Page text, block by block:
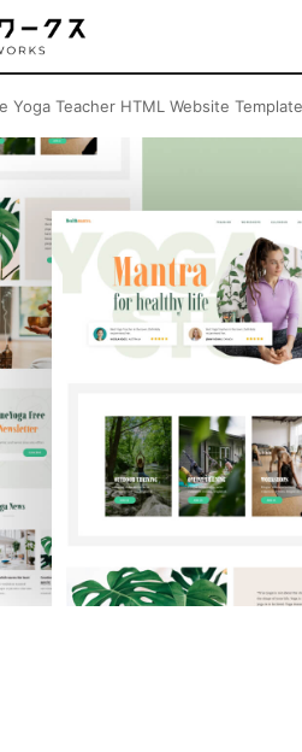
Yoga Teacher HTML Website Template